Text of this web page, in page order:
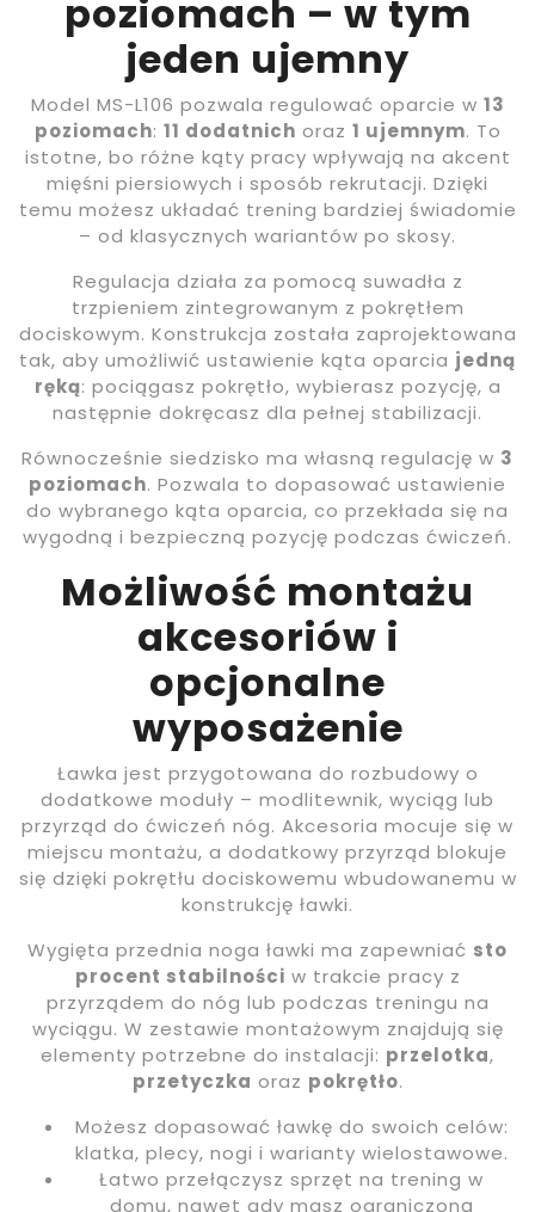
poziomach – w tym
jeden ujemny
Model MS-L106 pozwala regulować oparcie w 13
poziomach: 11 dodatnich oraz 1 ujemnym. To
istotne, bo różne kąty pracy wpływają na akcent
mięśni piersiowych i sposób rekrutacji. Dzięki
temu możesz układać trening bardziej świadomie
– od klasycznych wariantów po skosy.
Regulacja działa za pomocą suwadła z
trzpieniem zintegrowanym z pokrętłem
dociskowym. Konstrukcja została zaprojektowana
tak, aby umożliwić ustawienie kąta oparcia jedną
ręką: pociągasz pokrętło, wybierasz pozycję, a
następnie dokręcasz dla pełnej stabilizacji.
Równocześnie siedzisko ma własną regulację w 3
poziomach. Pozwala to dopasować ustawienie
do wybranego kąta oparcia, co przekłada się na
wygodną i bezpieczną pozycję podczas ćwiczeń.
Możliwość montażu
akcesoriów i
opcjonalne
wyposażenie
Ławka jest przygotowana do rozbudowy o
dodatkowe moduły – modlitewnik, wyciąg lub
przyrząd do ćwiczeń nóg. Akcesoria mocuje się w
miejscu montażu, a dodatkowy przyrząd blokuje
się dzięki pokrętłu dociskowemu wbudowanemu w
konstrukcję ławki.
Wygięta przednia noga ławki ma zapewniać sto
procent stabilności w trakcie pracy z
przyrządem do nóg lub podczas treningu na
wyciągu. W zestawie montażowym znajdują się
elementy potrzebne do instalacji: przelotka,
przetyczka oraz pokrętło.
Możesz dopasować ławkę do swoich celów:
klatka, plecy, nogi i warianty wielostawowe.
Łatwo przełączysz sprzęt na trening w
domu, nawet gdy masz ograniczoną